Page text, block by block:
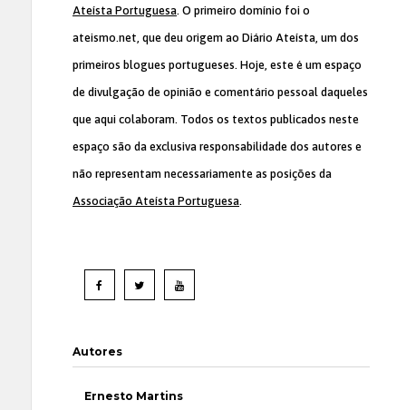
Ateísta Portuguesa. O primeiro domínio foi o
ateismo.net, que deu origem ao Diário Ateísta, um dos
primeiros blogues portugueses. Hoje, este é um espaço
de divulgação de opinião e comentário pessoal daqueles
que aqui colaboram. Todos os textos publicados neste
espaço são da exclusiva responsabilidade dos autores e
não representam necessariamente as posições da
Associação Ateísta Portuguesa.
Autores
Ernesto Martins